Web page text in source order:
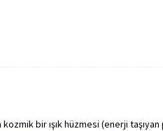
bir ışık hüzmesi (enerji